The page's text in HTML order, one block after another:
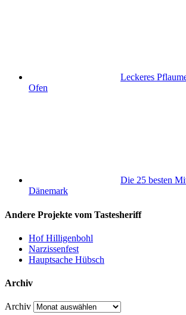
Leckeres
Ofen
Die 25 besten
Dänemark
Andere Projekte vom Tastesheriff
Hof Hilligenbohl
Narzissenfest
Hauptsache Hübsch
Archiv
Archiv